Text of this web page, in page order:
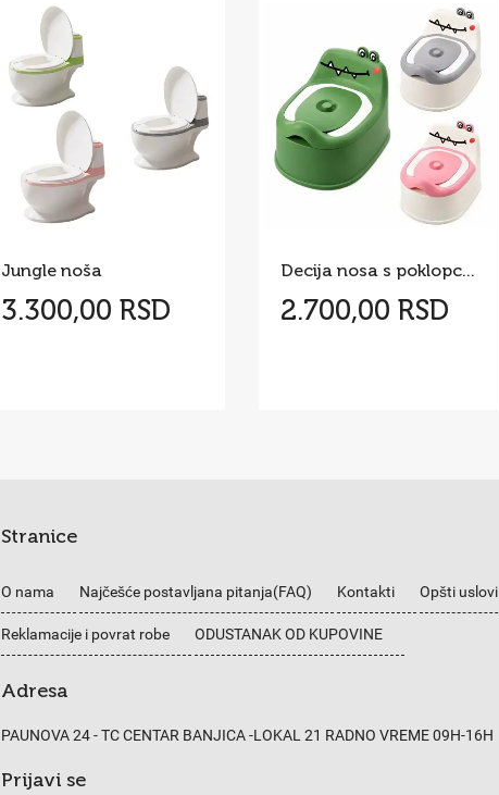
Jungle noša
3.300,00 RSD
Decija nosa s poklopcem
2.700,00 RSD
Stranice
O nama Najčešće postavljana pitanja(FAQ) Kontakti Opšti uslovi
Reklamacije i povrat robe ODUSTANAK OD KUPOVINE
Adresa
PAUNOVA 24 - TC CENTAR BANJICA -LOKAL 21 RADNO VREME 09H-16H
Prijavi se